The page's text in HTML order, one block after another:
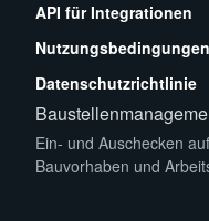
API für Integrationen
Nutzungsbedingungen
Datenschutzrichtlinie
Ein- und Auschecken
Bauvorhaben und